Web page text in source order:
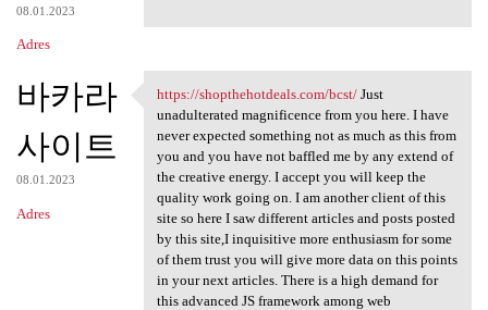
08.01.2023
Adres
바카라
사이트
08.01.2023
Adres
https://shopthehotdeals.com
https://shopthehotdeals.com/bcst/Just
unadulterated magnificence from you here. I have
never expected something not as much as this from
you and you have not baffled me by any extend of
the creative energy. I accept you will keep the
quality work going on. I am another client of this
site so here I saw different articles and posts posted
by this site,I inquisitive more enthusiasm for some
of them trust you will give more data on this points
in your next articles. There is a high demand for
this advanced JS framework among web